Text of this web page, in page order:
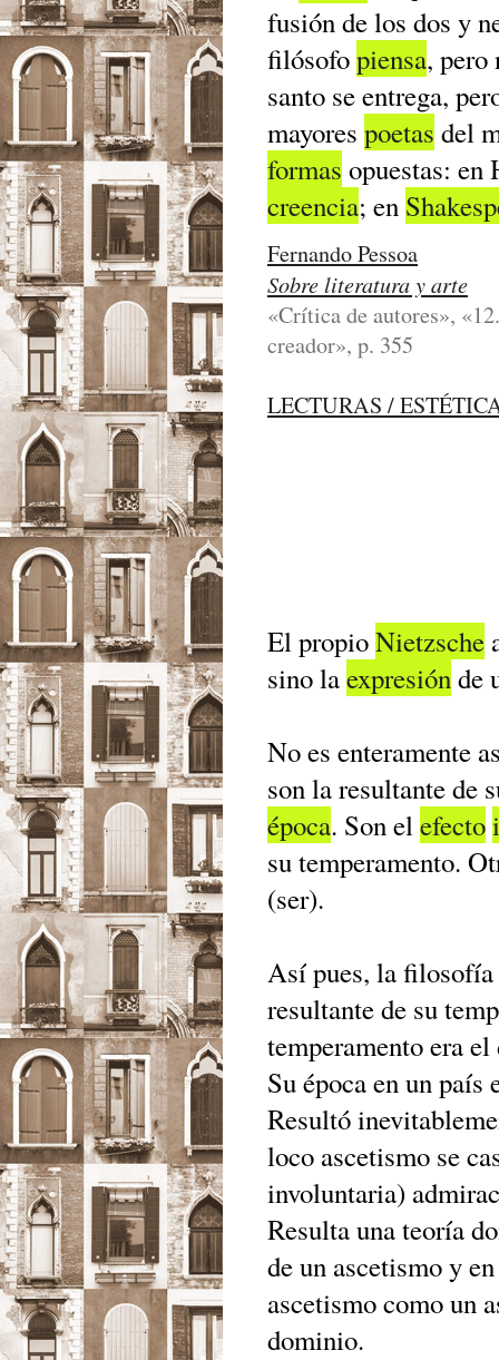
fusión de los dos y
filósofopiensa,
santo se entrega,
mayores poetas del
formas opuestas:
creencia; en
Fernando Pessoa
Sobre literatura y arte
«Crítica de autores»,
creador», p. 355
LECTURAS /
El propioNietzsche
sino laexpresiónde
No es enteramente
son la resultante de
época. Son elefecto
su temperamento.
(ser).
Así pues, la
resultante de su
temperamento era
Su época en un
Resultó
loco ascetismo se
involuntaria)
Resulta una teoría
de un ascetismo y
ascetismo como un
dominio.